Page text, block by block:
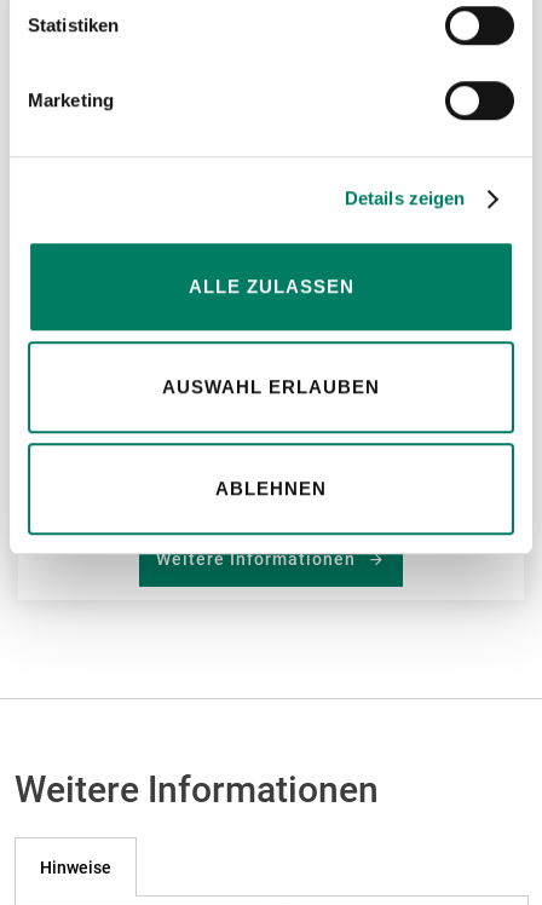
Statistiken
Marketing
Details zeigen
ALLE ZULASSEN
AUSWAHL ERLAUBEN
ABLEHNEN
ZUR
Universalanschluss
Weitere Informationen
Weitere Informationen
Hinweise